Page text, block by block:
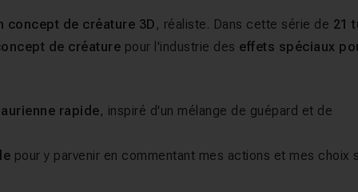
concept de créature 3D , réaliste. Dans cette série de 21
de créature pour l'industrie des effets spéciaux
rapide, inspiré d'un mélange de guépard et de
pour y parvenir en commentant mes actions et mes choix